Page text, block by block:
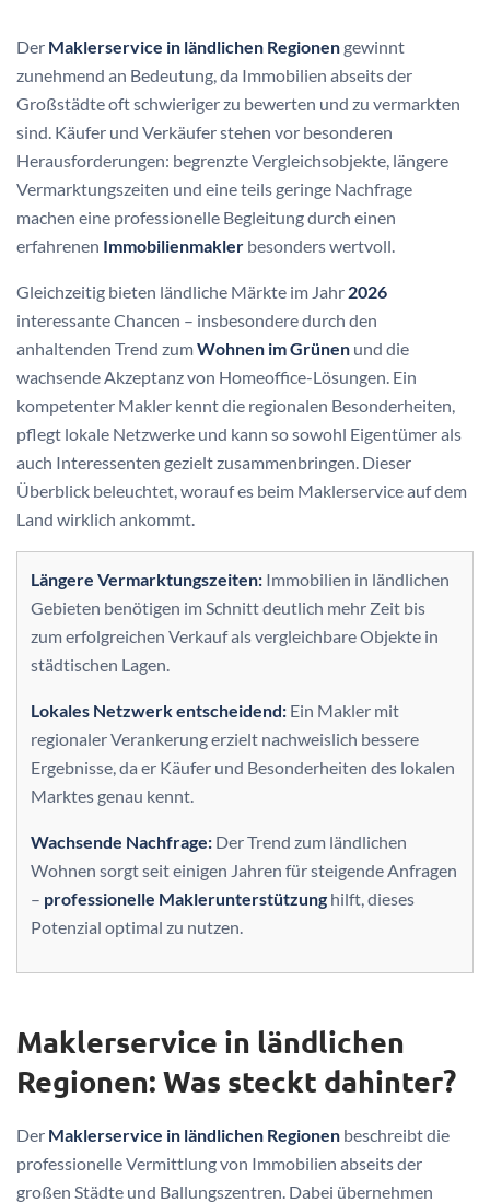
Der Maklerservice in ländlichen Regionen gewinnt
zunehmend an Bedeutung, da Immobilien abseits der
Großstädte oft schwieriger zu bewerten und zu vermarkten
sind. Käufer und Verkäufer stehen vor besonderen
Herausforderungen: begrenzte Vergleichsobjekte, längere
Vermarktungszeiten und eine teils geringe Nachfrage
machen eine professionelle Begleitung durch einen
erfahrenen Immobilienmakler besonders wertvoll.
Gleichzeitig bieten ländliche Märkte im Jahr 2026
interessante Chancen – insbesondere durch den
anhaltenden Trend zumWohnen im Grünen und die
wachsende Akzeptanz von Homeoffice-Lösungen. Ein
kompetenter Makler kennt die regionalen Besonderheiten,
pflegt lokale Netzwerke und kann so sowohl Eigentümer als
auch Interessenten gezielt zusammenbringen. Dieser
Überblick beleuchtet, worauf es beim Maklerservice auf dem
Land wirklich ankommt.
Längere Vermarktungszeiten: Immobilien in ländlichen
Gebieten benötigen im Schnitt deutlich mehr Zeit bis
zum erfolgreichen Verkauf als vergleichbare Objekte in
städtischen Lagen.
Lokales Netzwerk entscheidend: Ein Makler mit
regionaler Verankerung erzielt nachweislich bessere
Ergebnisse, da er Käufer und Besonderheiten des lokalen
Marktes genau kennt.
Wachsende Nachfrage: Der Trend zum ländlichen
Wohnen sorgt seit einigen Jahren für steigende Anfragen
– professionelle Maklerunterstützung hilft, dieses
Potenzial optimal zu nutzen.
Maklerservice in ländlichen
Regionen: Was steckt dahinter?
Der Maklerservice in ländlichen Regionen beschreibt die
professionelle Vermittlung von Immobilien abseits der
großen Städte und Ballungszentren. Dabei übernehmen